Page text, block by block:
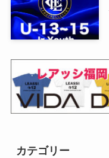
カテゴリー